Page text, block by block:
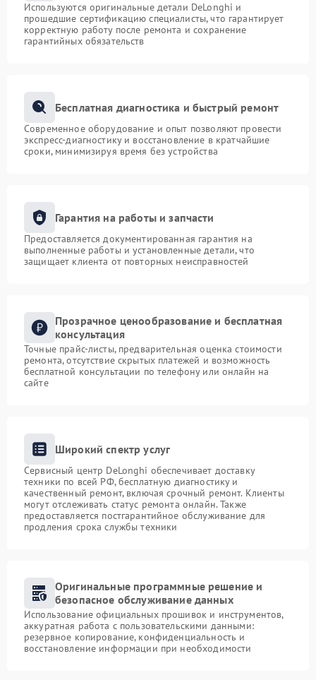
Используются оригинальные детали DeLonghi и
прошедшие сертификацию специалисты, что гарантирует
корректную работу после ремонта и сохранение
гарантийных обязательств
Бесплатная диагностика и быстрый ремонт
Современное оборудование и опыт позволяют провести
экспресс-диагностику и восстановление в кратчайшие
сроки, минимизируя время без устройства
Гарантия на работы и запчасти
Предоставляется документированная гарантия на
выполненные работы и установленные детали, что
защищает клиента от повторных неисправностей
Прозрачное ценообразование и бесплатная
консультация
Точные прайс-листы, предварительная оценка стоимости
ремонта, отсутствие скрытых платежей и возможность
бесплатной консультации по телефону или онлайн на
сайте
Широкий спектр услуг
Сервисный центр DeLonghi обеспечивает доставку
техники по всей РФ, бесплатную диагностику и
качественный ремонт, включая срочный ремонт. Клиенты
могут отслеживать статус ремонта онлайн. Также
предоставляется постгарантийное обслуживание для
продления срока службы техники
Оригинальные программные решение и
безопасное обслуживание данных
Использование официальных прошивок и инструментов,
аккуратная работа с пользовательскими данными:
резервное копирование, конфиденциальность и
восстановление информации при необходимости